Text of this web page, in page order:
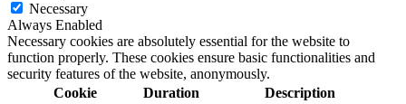
Necessary
Always Enabled
Necessary cookies are absolutely essential for the website to
function properly. These cookies ensure basic functionalities and
security features of the website, anonymously.
Cookie
Duration Description